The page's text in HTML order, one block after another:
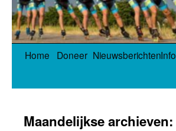
Spring
Home Doneer NieuwsberichtenInfo
Maandelijkse archieven: